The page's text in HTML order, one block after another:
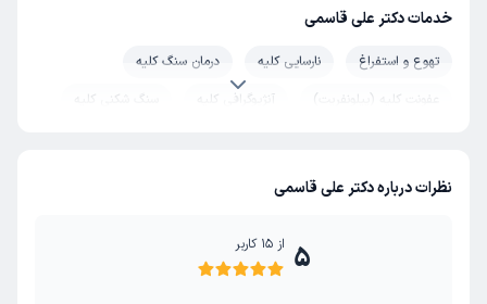
خدمات دکتر علی قاسمی
تهوع و استفراغ نارسایی کلیه
درمان سنگ کلیه
عفونت کلیه (پیلونفریت)
آنژیوگرافی کلیه
سنگ شکنی کلیه
نظرات درباره دکتر علی قاسمی
5 از 15 کاربر